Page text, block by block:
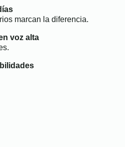
marcan la diferencia.
voz alta